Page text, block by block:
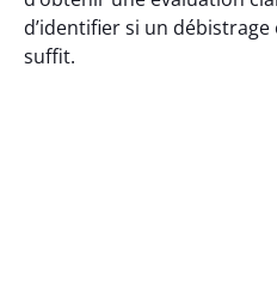
d’identifier si un
suffit.